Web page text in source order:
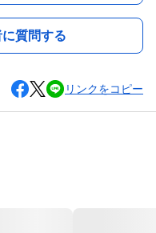
質問する
リンクをコピー